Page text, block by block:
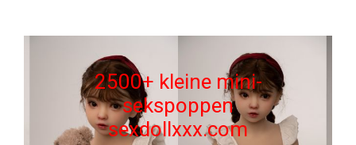
2500+ kleine mini-
sekspoppen
sexdollxxx.com